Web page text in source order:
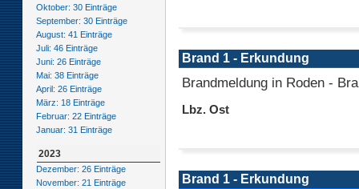
Oktober: 30 Einträge
September: 30 Einträge
August: 41 Einträge
Juli: 46 Einträge
Juni: 26 Einträge
Mai: 38 Einträge
April: 26 Einträge
März: 18 Einträge
Februar: 22 Einträge
Januar: 31 Einträge
2023
Dezember: 26 Einträge
November: 21 Einträge
Brand 1 - Erkundung
Brandmeldung in Roden -
Lbz. Ost
Brand 1 - Erkundung